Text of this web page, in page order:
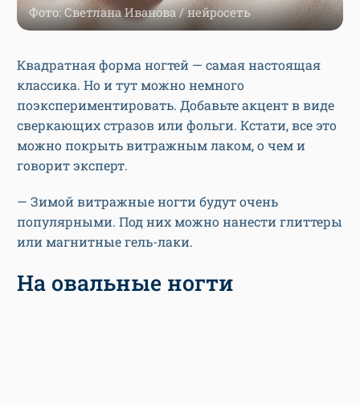
Фото: Светлана Иванова / нейросеть
Квадратная форма ногтей — самая настоящая
классика. Но и тут можно немного
поэкспериментировать. Добавьте акцент в виде
сверкающих стразов или фольги. Кстати, все это
можно покрыть витражным лаком, о чем и
говорит эксперт.
— Зимой витражные ногти будут очень
популярными. Под них можно нанести глиттеры
или магнитные гель-лаки.
На овальные ногти